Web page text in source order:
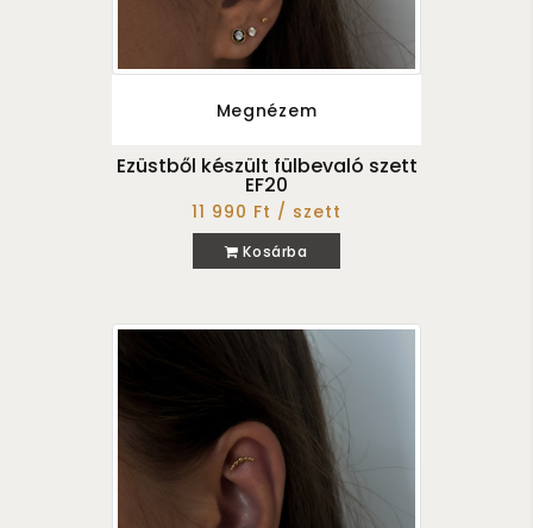
Megnézem
Ezüstből készült fülbevaló szett
EF20
11 990 Ft / szett
Kosárba